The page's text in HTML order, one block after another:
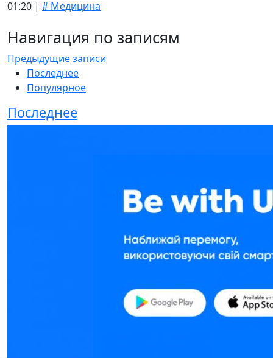
01:20 | # Медицина
Навигация по записям
Предыдущие записи
Последнее
Популярное
Последнее